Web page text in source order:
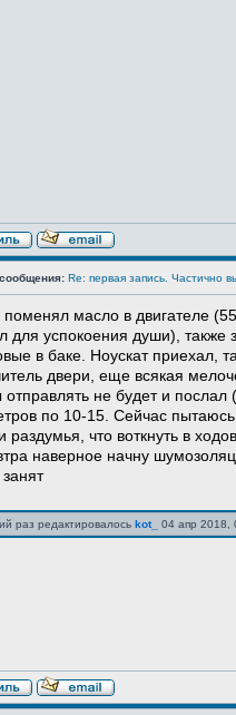
Re: первая запись. Частично
поменял масло в двигателе
для успокоения души), также
в баке. Ноускат приехал,
двери, еще всякая
отправлять не будет и послал
по 10-15. Сейчас пытаюсь
раздумья, что воткнуть в
наверное начну
раз редактировалось kot_ 04 апр 2018,